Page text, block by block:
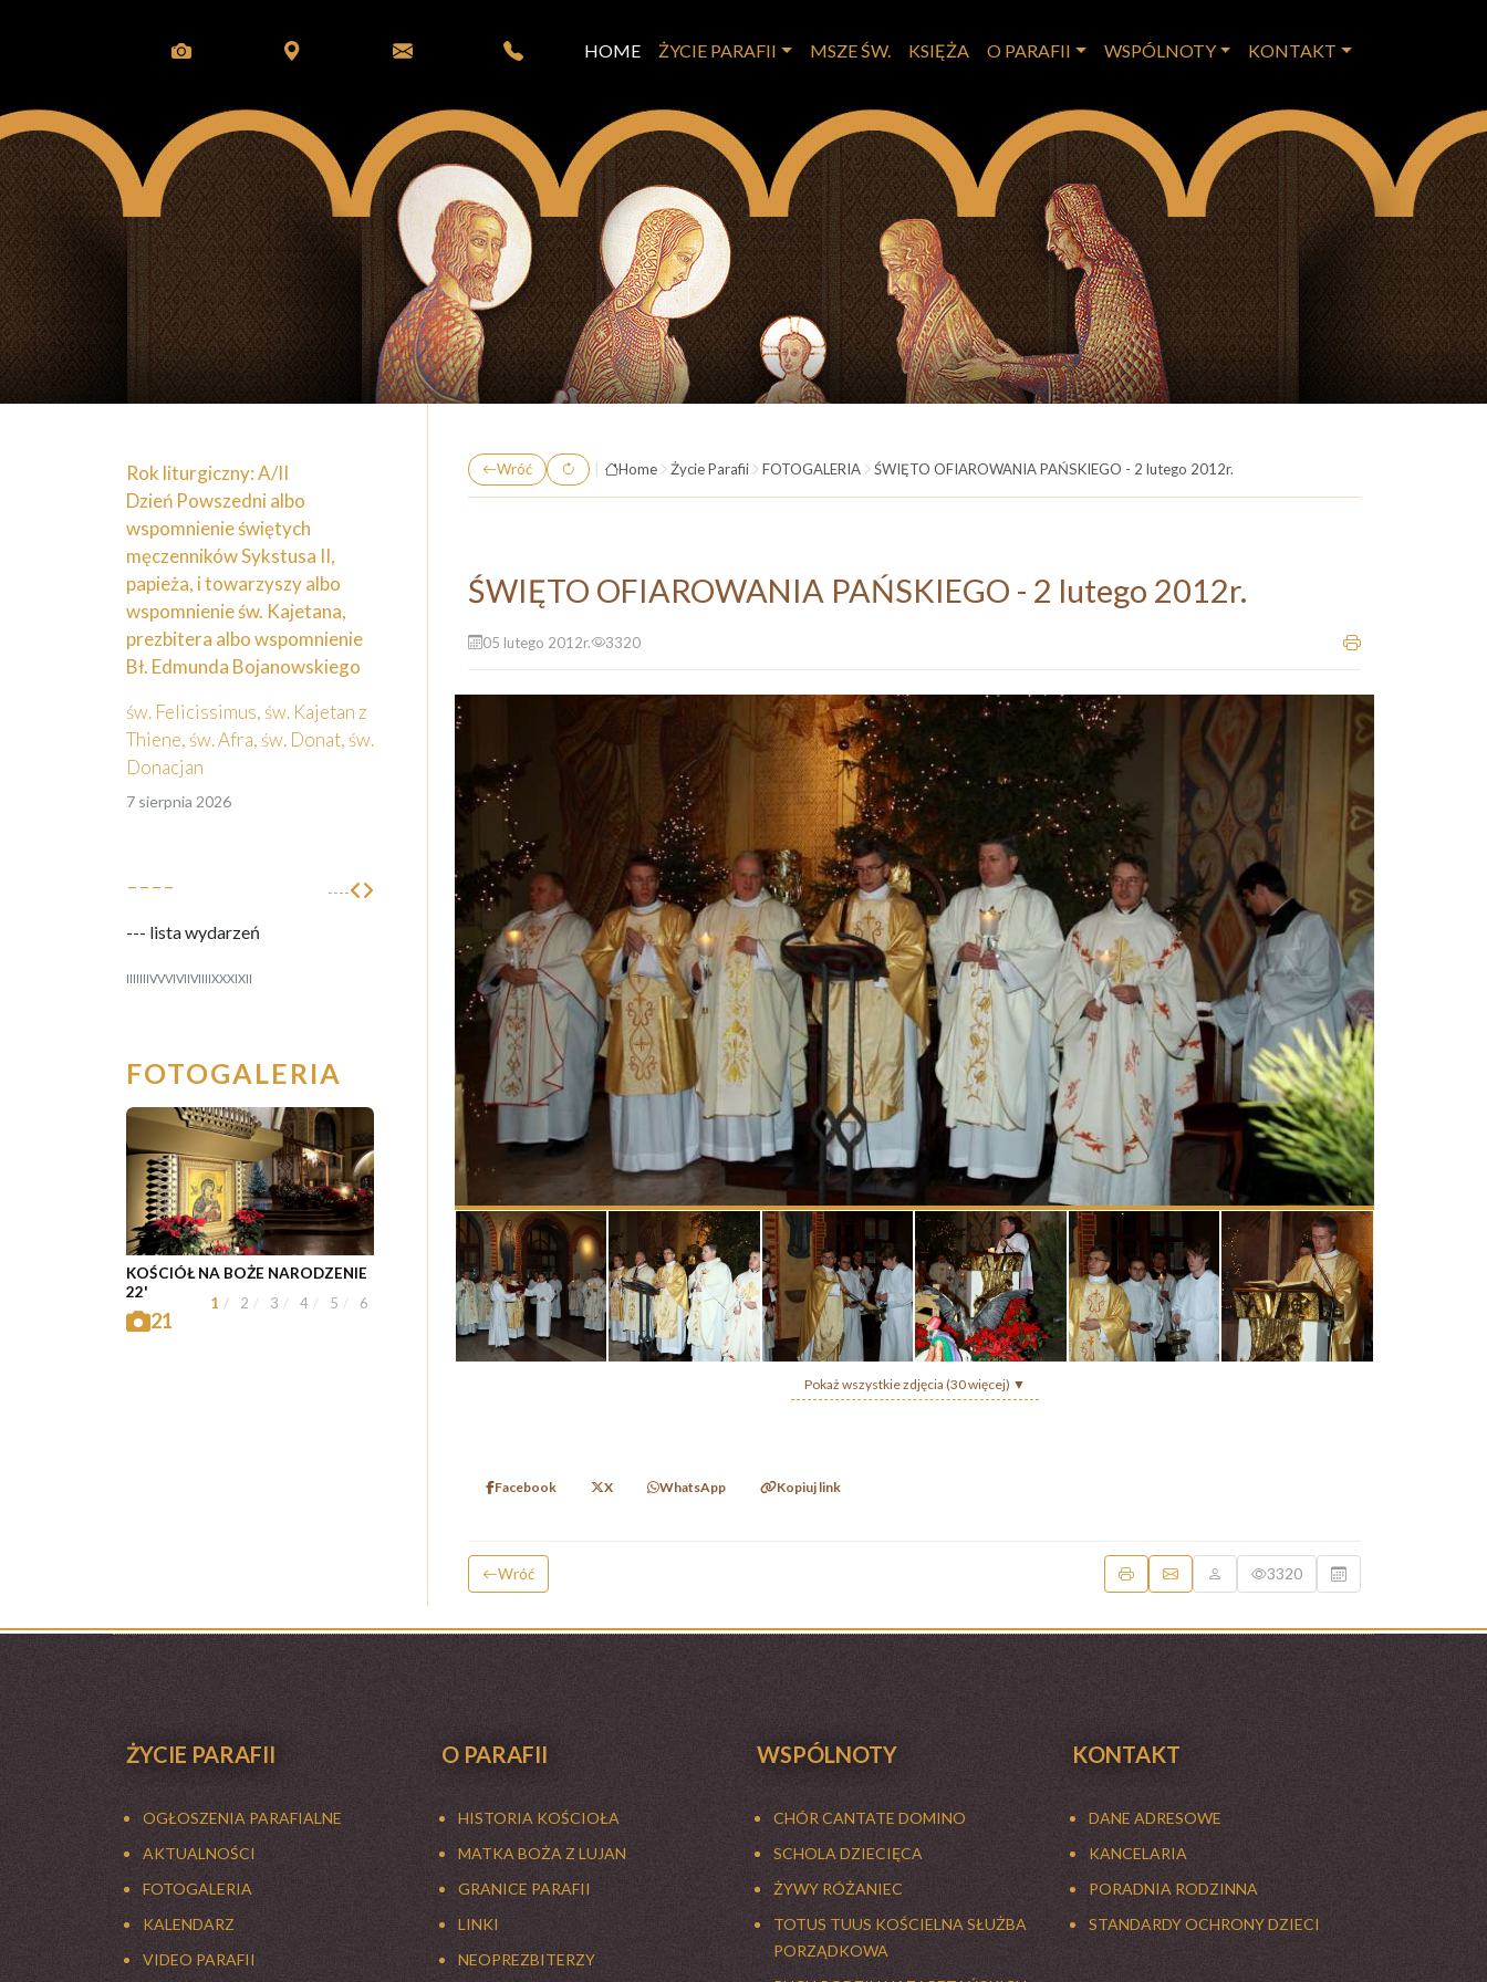
HOME ŻYCIE PARAFII MSZE ŚW. KSIĘŻA O PARAFII WSPÓLNOTY KONTAKT
Rok liturgiczny: A/II
Dzień Powszedni albo
wspomnienie świętych
męczenników Sykstusa II,
papieża, i towarzyszy albo
wspomnienie św. Kajetana,
prezbitera albo wspomnienie
Bł. Edmunda Bojanowskiego
św. Felicissimus, św. Kajetan z
Thiene, św. Afra, św. Donat, św.
Donacjan
7 sierpnia 2026
---- ----
--- lista wydarzeń
IIIIIIIVVVIVIIVIIIIXXXIXII
FOTOGALERIA
KOŚCIÓŁ NA BOŻE NARODZENIE
22'
21
1 2 3 4 5 6
Wróć Home Życie Parafii FOTOGALERIA ŚWIĘTO OFIAROWANIA PAŃSKIEGO - 2 lutego 2012r.
ŚWIĘTO OFIAROWANIA PAŃSKIEGO - 2 lutego 2012r.
05 lutego 2012r. 3320
Pokaż wszystkie zdjęcia (30 więcej) ▼
Facebook X WhatsApp Kopiuj link
Wróć 3320
ŻYCIE PARAFII
OGŁOSZENIA PARAFIALNE
AKTUALNOŚCI
FOTOGALERIA
KALENDARZ
VIDEO PARAFII
O PARAFII
HISTORIA KOŚCIOŁA
MATKA BOŻA Z LUJAN
GRANICE PARAFII
LINKI
NEOPREZBITERZY
WSPÓLNOTY
CHÓR CANTATE DOMINO
SCHOLA DZIECIĘCA
ŻYWY RÓŻANIEC
TOTUS TUUS KOŚCIELNA SŁUŻBA
PORZĄDKOWA
KONTAKT
DANE ADRESOWE
KANCELARIA
PORADNIA RODZINNA
STANDARDY OCHRONY DZIECI